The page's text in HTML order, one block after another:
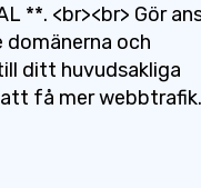
**. <br><br> Gör
och
ditt huvudsakliga
få mer webbtrafik.